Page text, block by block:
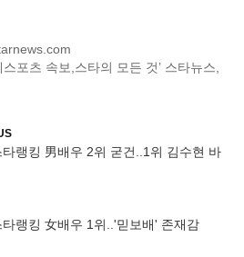
포츠 속보,스타의 모든 것’ 스타뉴스,
타랭킹 男배우 2위 굳건..1위 김수현 바
타랭킹 女배우 1위..'믿보배' 존재감